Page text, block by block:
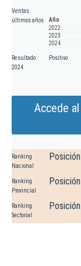
Ventas
últimos años
Año
2022
2023
2024
Resultado
2024
Positivo
Accede
Ranking
Nacional
Ranking
Provincial
Ranking
Sectorial